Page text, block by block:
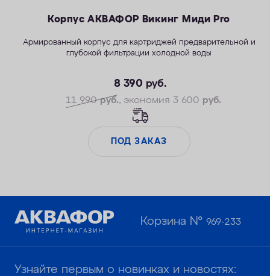
Корпус АКВАФОР Викинг Миди Pro
Армированный корпус для картриджей предварительной и
глубокой фильтрации холодной воды
8 390 руб.
11 990руб., экономия 3 600 руб.
ПОД ЗАКАЗ
Корзина №969-233
Узнайте первым о новинках и новостях: